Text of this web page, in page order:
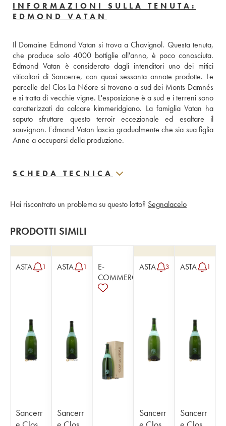
INFORMAZIONI SULLA TENUTA:
EDMOND VATAN
Il Domaine Edmond Vatan si trova a Chavignol. Questa tenuta,
che produce solo 4000 bottiglie all'anno, è poco conosciuta.
Edmond Vatan è considerato dagli intenditori uno dei mitici
viticoltori di Sancerre, con quasi sessanta annate prodotte. Le
parcelle del Clos La Néore si trovano a sud dei Monts Damnés
e si tratta di vecchie vigne. L'esposizione è a sud e i terreni sono
caratterizzati da calcare kimmeridgiano. La famiglia Vatan ha
saputo sfruttare questo terroir eccezionale ed esaltare il
sauvignon. Edmond Vatan lascia gradualmente che sia sua figlia
Anne a occuparsi della produzione.
SCHEDA TECNICA
Hai riscontrato un problema su questo lotto? Segnalacelo
PRODOTTI SIMILI
ASTA 1
Sancerr
ASTA 1
Sancerr
E-
COMMERCE
ASTA 3
Sancerr
ASTA 1
Sancerr